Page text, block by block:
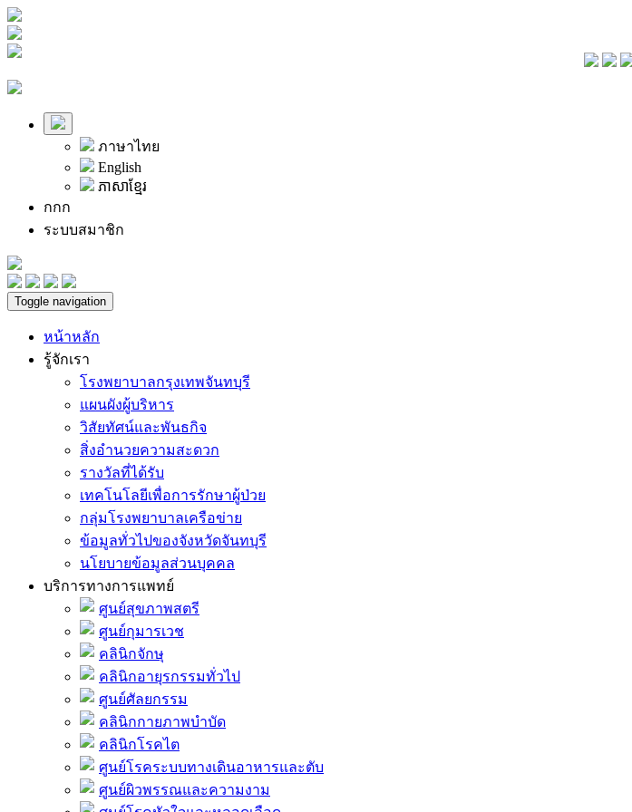
ภาษาไทย
English
ភាសាខ្មែរ
กกก
ระบบสมาชิก
Toggle navigation
หน้าหลัก
รู้จักเรา
โรงพยาบาลกรุงเทพจันทบุรี
แผนผังผู้บริหาร
วิสัยทัศน์และพันธกิจ
สิ่งอำนวยความสะดวก
รางวัลที่ได้รับ
เทคโนโลยีเพื่อการรักษาผู้ป่วย
กลุ่มโรงพยาบาลเครือข่าย
ข้อมูลทั่วไปของจังหวัดจันทบุรี
นโยบายข้อมูลส่วนบุคคล
บริการทางการแพทย์
ศูนย์สุขภาพสตรี
ศูนย์กุมารเวช
คลินิกจักษุ
คลินิกอายุรกรรมทั่วไป
ศูนย์ศัลยกรรม
คลินิกกายภาพบำบัด
คลินิกโรคไต
ศูนย์โรคระบบทางเดินอาหารและตับ
ศูนย์ผิวพรรณและความงาม